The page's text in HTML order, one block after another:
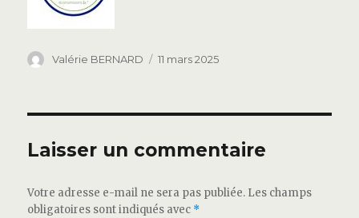
Auteur
Valérie BERNARD
Publié
11 mars 2025
Laisser un commentaire
Votre adresse e-mail ne sera pas publiée. Les champs
obligatoires sont indiqués avec *